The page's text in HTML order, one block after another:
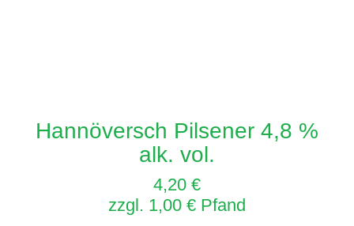
Hannöversch Pilsener 4,8 %
alk. vol.
4,20 €
zzgl. 1,00 € Pfand